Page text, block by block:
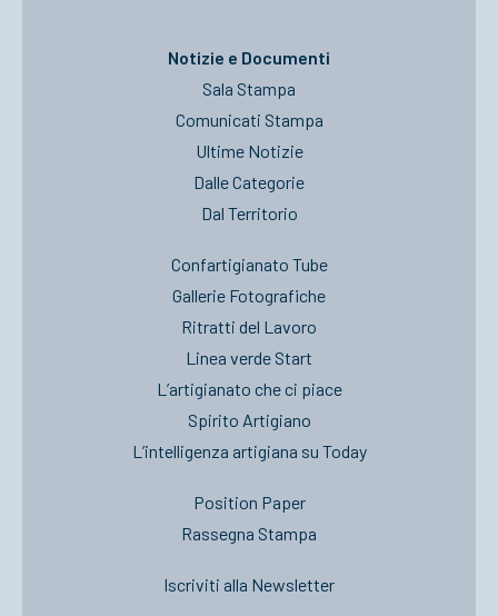
Notizie e Documenti
Sala Stampa
Comunicati Stampa
Ultime Notizie
Dalle Categorie
Dal Territorio
Confartigianato Tube
Gallerie Fotografiche
Ritratti del Lavoro
Linea verde Start
L’artigianato che ci piace
Spirito Artigiano
L’intelligenza artigiana su Today
Position Paper
Rassegna Stampa
Iscriviti alla Newsletter